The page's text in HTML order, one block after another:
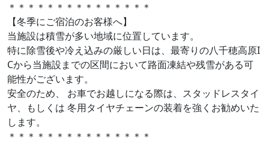
＊＊＊＊＊＊＊＊＊＊＊＊＊＊＊
【冬季にご宿泊のお客様へ】
当施設は積雪が多い地域に位置しています。
特に除雪後や冷え込みの厳しい日は、最寄りの八千穂高原I
Cから当施設までの区間において路面凍結や残雪がある可
能性がございます。
安全のため、 お車でお越しになる際は、スタッドレスタイ
ヤ、もしくは 冬用タイヤチェーンの装着を強くお勧めいた
します。
＊＊＊＊＊＊＊＊＊＊＊＊＊＊＊